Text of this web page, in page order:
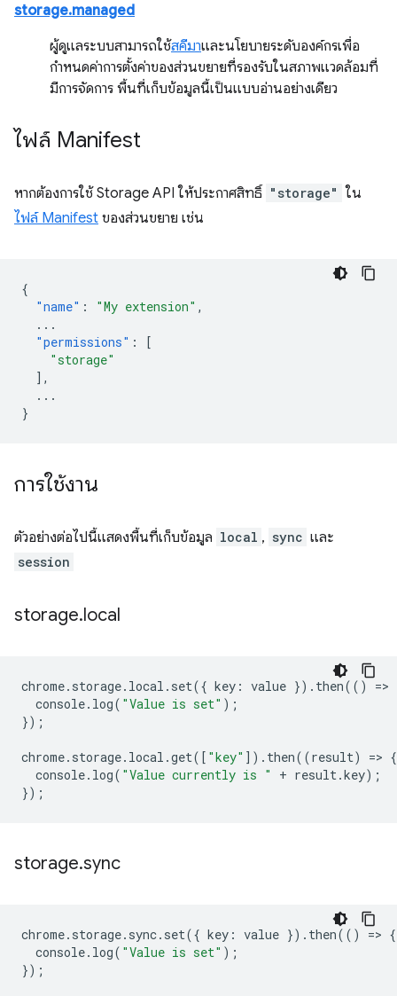
storage.managed
ผู้ดูแลระบบสามารถใช้สคีมาและนโยบายระดับองค์กรเพื่อ
กำหนดค่าการตั้งค่าของส่วนขยายที่รองรับในสภาพแวดล้อมที่
มีการจัดการ พื้นที่เก็บข้อมูลนี้เป็นแบบอ่านอย่างเดียว
ไฟล์ Manifest
หากต้องการใช้ Storage API ให้ประกาศสิทธิ์ "storage" ใน
ไฟล์ Manifest ของส่วนขยาย เช่น
{
"name" : "My extension" ,
...
"permissions" :
[
"storage"
],
...
}
การใช้งาน
ตัวอย่างต่อไปนี้แสดงพื้นที่เก็บข้อมูล local , sync และ
session
storage.local
chrome. storage. local . set({ key : value }). then(() =>
console. log( "Value is set" );
});
chrome. storage. local .get([ "key" ]). then((result) => {
console. log( "Value currently is " + result.key);
});
storage.sync
chrome. storage. sync. set({ key : value }). then(() => {
console. log( "Value is set" );
});